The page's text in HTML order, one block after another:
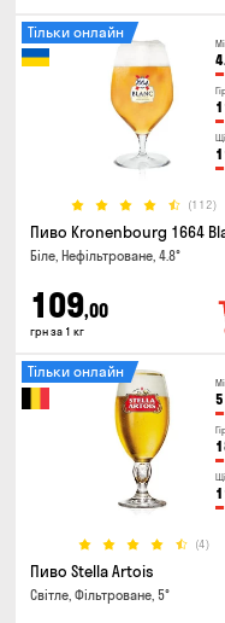
(112)
Тільки онлайн
Пиво Kronenbourg 1664
Біле, Нефільтроване, 4.8°
109,00
грн за 1 кг
5
(4)
Тільки онлайн
Пиво Stella Artois
Світле, Фільтроване, 5°